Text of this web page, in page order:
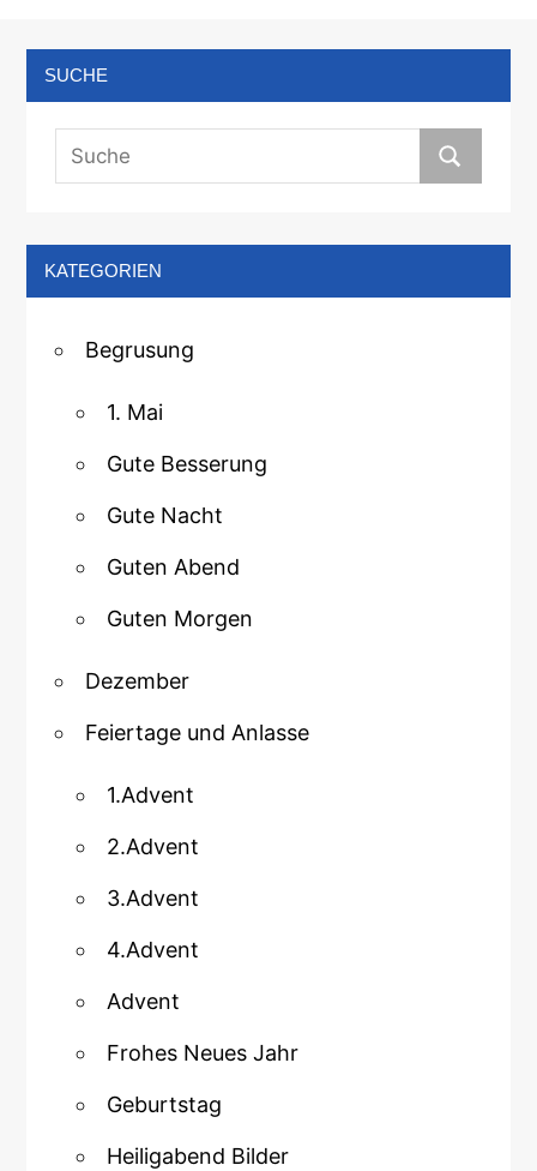
SUCHE
KATEGORIEN
Begrusung
1. Mai
Gute Besserung
Gute Nacht
Guten Abend
Guten Morgen
Dezember
Feiertage und Anlasse
1.Advent
2.Advent
3.Advent
4.Advent
Advent
Frohes Neues Jahr
Geburtstag
Heiligabend Bilder